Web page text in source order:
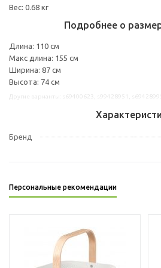
Вес: 0.68 кг
Подробнее о
Длина: 110 см
Макс длина: 155 см
Ширина: 87 см
Высота: 74 см
Бренд
Персональные рекомендации